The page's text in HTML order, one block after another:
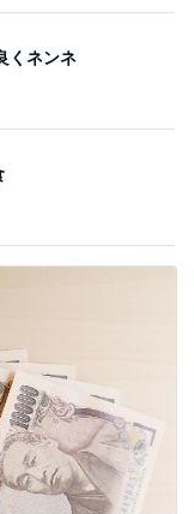
くネンネ